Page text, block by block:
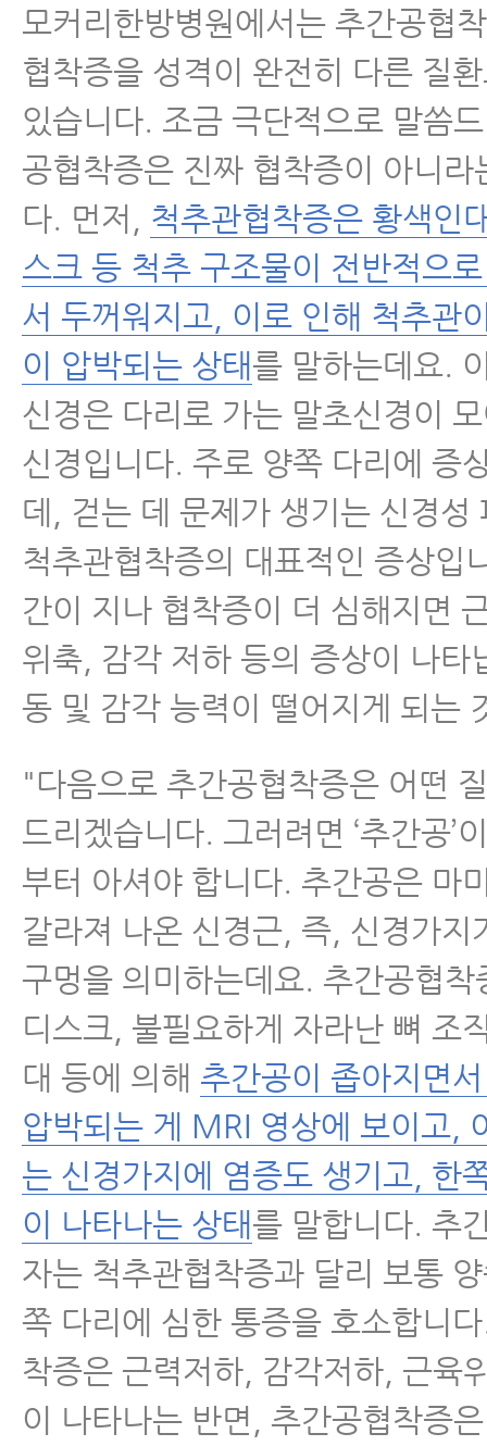
모커리한방병원에서는 추간공협
협착증을 성격이 완전히 다른 질
있습니다. 조금 극단적으로 말씀
공협착증은 진짜 협착증이 아니라
다. 먼저, 척추관협착증은 황색인
스크 등 척추 구조물이 전반적으
서 두꺼워지고, 이로 인해 척추관
이 압박되는 상태를 말하는데요.
신경은 다리로 가는 말초신경이
신경입니다. 주로 양쪽 다리에 증
데, 걷는 데 문제가 생기는 신경성
척추관협착증의 대표적인 증상입
간이 지나 협착증이 더 심해지면
위축, 감각 저하 등의 증상이 나타
동 및 감각 능력이 떨어지게 되는
"다음으로 추간공협착증은 어떤
드리겠습니다. 그러려면 ‘추간공’
부터 아셔야 합니다. 추간공은 마
갈라져 나온 신경근, 즉, 신경가지
구멍을 의미하는데요. 추간공협착
디스크, 불필요하게 자라난 뼈 조
대 등에 의해 추간공이 좁아지면
압박되는 게 MRI 영상에 보이고,
는 신경가지에 염증도 생기고, 한
이 나타나는 상태를 말합니다. 추
자는 척추관협착증과 달리 보통
쪽 다리에 심한 통증을 호소합니
착증은 근력저하, 감각저하, 근육
이 나타나는 반면, 추간공협착증